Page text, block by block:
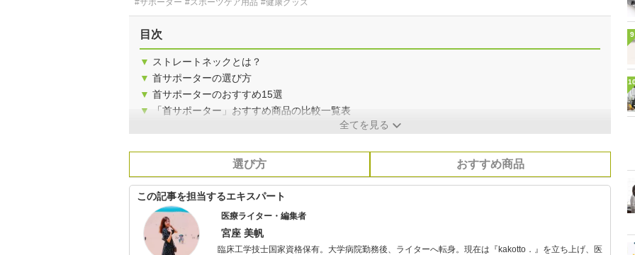
#サポーター #スポーツケア用品 #健康グッズ
目次
▼ ストレートネックとは？
▼ 首サポーターの選び方
▼ 首サポーターのおすすめ15選
▼
「首サポーター」おすすめ商品の比較一覧表
全てを見る
選び方 おすすめ商品
この記事を担当するエキスパート
医療ライター・編集者
宮座 美帆
臨床工学技士国家資格保有。大学病院勤務後、ライターへ転身。現在は『kakotto．』を立ち上げ、医
9